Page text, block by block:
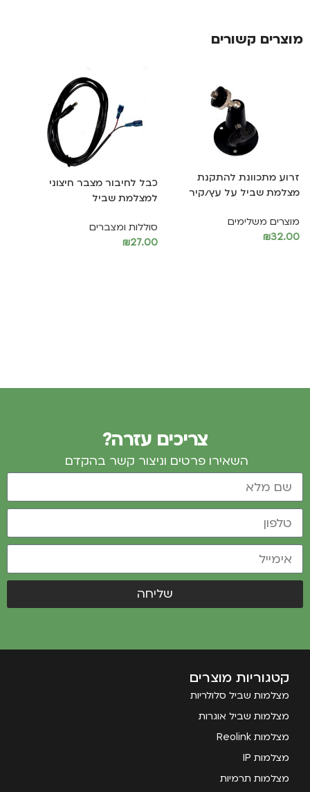
מוצרים קשורים
זרוע מתכוונת להתקנת
מצלמת שביל על עץ/קיר
מוצרים משלימים
₪32.00
כבל לחיבור מצבר חיצוני
למצלמת שביל
סוללות ומצברים
₪27.00
שליחה
צריכים עזרה?
השאירו פרטים וניצור קשר בהקדם
קטגוריות מוצרים
מצלמות שביל סלולריות
מצלמות שביל אוגרות
מצלמות Reolink
מצלמות IP
מצלמות תרמיות